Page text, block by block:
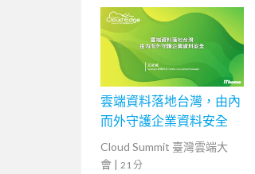
雲端資料落地台灣，由內
而外守護企業資料安全
Cloud Summit 臺灣雲端大
會 | 21 分